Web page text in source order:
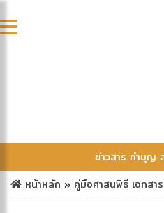
ข่าวสาร ทำบุญ
หน้าหลัก » คู่มือศาสนพิธี เอกสาร